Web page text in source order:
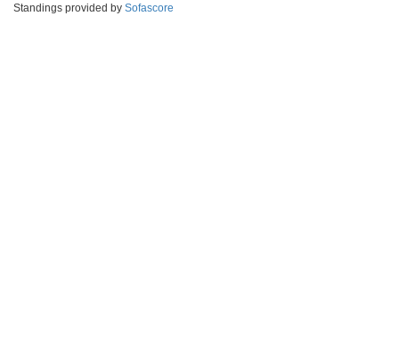
Standings provided by Sofascore